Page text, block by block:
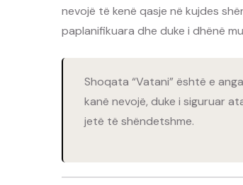
nevojë të kenë qasje në kujdes
paplanifikuara dhe duke i dhënë
Shoqata “Vatani” është e
kanë nevojë, duke i siguruar
jetë të shëndetshme.